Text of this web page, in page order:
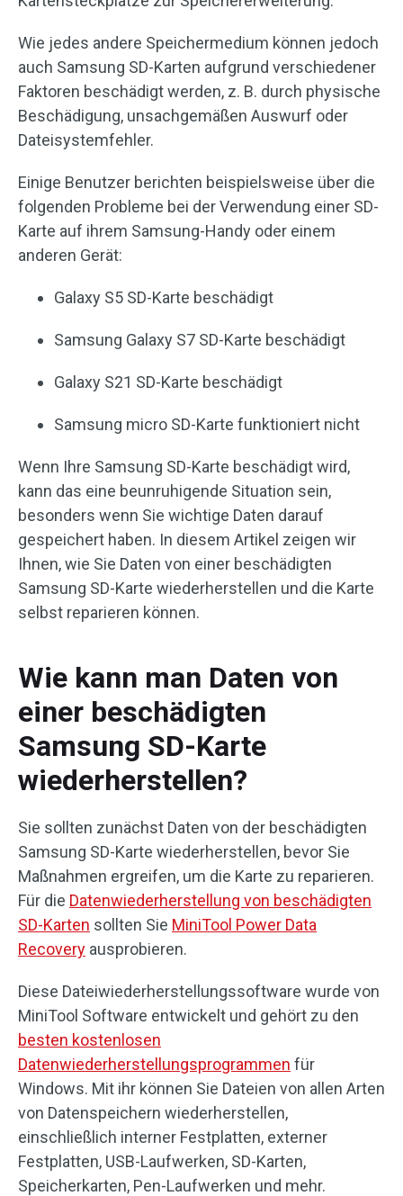
Wie jedes andere Speichermedium können jedoch
auch Samsung SD-Karten aufgrund verschiedener
Faktoren beschädigt werden, z. B. durch physische
Beschädigung, unsachgemäßen Auswurf oder
Dateisystemfehler.
Einige Benutzer berichten beispielsweise über die
folgenden Probleme bei der Verwendung einer SD-
Karte auf ihrem Samsung-Handy oder einem
anderen Gerät:
Galaxy S5 SD-Karte beschädigt
Samsung Galaxy S7 SD-Karte beschädigt
Galaxy S21 SD-Karte beschädigt
Samsung micro SD-Karte funktioniert nicht
Wenn Ihre Samsung SD-Karte beschädigt wird,
kann das eine beunruhigende Situation sein,
besonders wenn Sie wichtige Daten darauf
gespeichert haben. In diesem Artikel zeigen wir
Ihnen, wie Sie Daten von einer beschädigten
Samsung SD-Karte wiederherstellen und die Karte
selbst reparieren können.
Wie kann man Daten von
einer beschädigten
Samsung SD-Karte
wiederherstellen?
Sie sollten zunächst Daten von der beschädigten
Samsung SD-Karte wiederherstellen, bevor Sie
Maßnahmen ergreifen, um die Karte zu reparieren.
Für die Datenwiederherstellung von beschädigten
SD-Karten sollten Sie MiniTool Power Data
Recovery ausprobieren.
Diese Dateiwiederherstellungssoftware wurde von
MiniTool Software entwickelt und gehört zu den
besten kostenlosen
Datenwiederherstellungsprogrammen für
Windows. Mit ihr können Sie Dateien von allen Arten
von Datenspeichern wiederherstellen,
einschließlich interner Festplatten, externer
Festplatten, USB-Laufwerken, SD-Karten,
Speicherkarten, Pen-Laufwerken und mehr.